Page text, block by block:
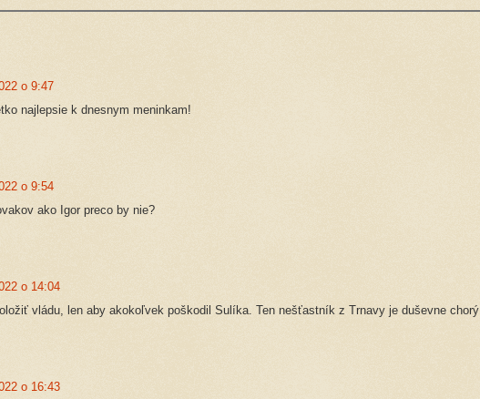
o 9:47
najlepsie k dnesnym meninkam!
o 9:54
ako Igor preco by nie?
o 14:04
vládu, len aby akokoľvek poškodil Sulíka. Ten nešťastník z Trnavy je duševne chorý.
o 16:43